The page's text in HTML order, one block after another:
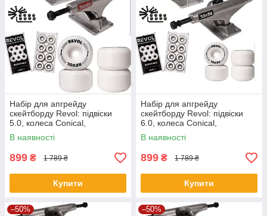
Набір для апгрейду
скейтборду Revol: підвіски
5.0, колеса Conical,
підшипники ABEC 7, болти
В наявності
899 ₴ 1 789 ₴
Купити
Набір для апгрейду
скейтборду Revol: підвіски
6.0, колеса Conical,
підшипники ABEC 7, болти
В наявності
899 ₴ 1 789 ₴
Купити
–50% –50%